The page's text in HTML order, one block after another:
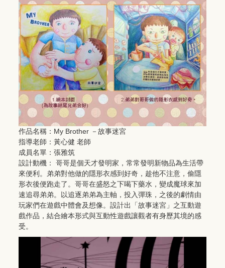
作品名稱：My Brother －故事迷宮
指導老師：黃心健 老師
成員名單：張雅筑
設計動機： 哥哥是個天才發明家，常常發明新物品為生活帶
來便利。弟弟對他做的隱形衣感到好奇，趁他不注意，偷隱
形衣後便跑走了。哥哥在盛怒之下喝下藥水，變成魔球來加
速追尋弟弟。以追逐弟弟為主軸，投入彈珠，之後的劇情由
玩家們在遊戲中體會及想像。設計出「故事迷宮」之互動遊
戲作品，結合繪本形式與互動性遊戲讓觀者有身歷其境的感
受。